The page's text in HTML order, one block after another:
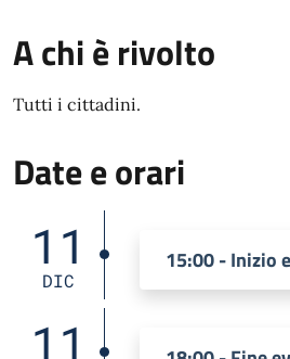
A chi è rivolto
Tutti i cittadini.
Date e orari
11
DIC
15:00 - Inizio
11